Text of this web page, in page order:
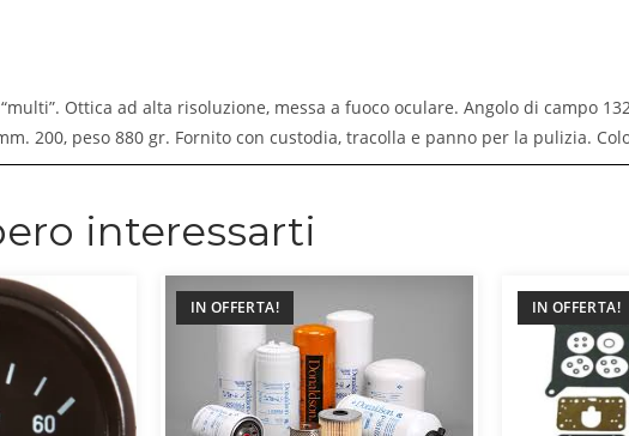
Ottica ad alta risoluzione, messa a fuoco oculare. Angolo di campo
200, peso 880 gr. Fornito con custodia, tracolla e panno per la pulizia.
interessarti
IN OFFERTA! IN OFFERTA!